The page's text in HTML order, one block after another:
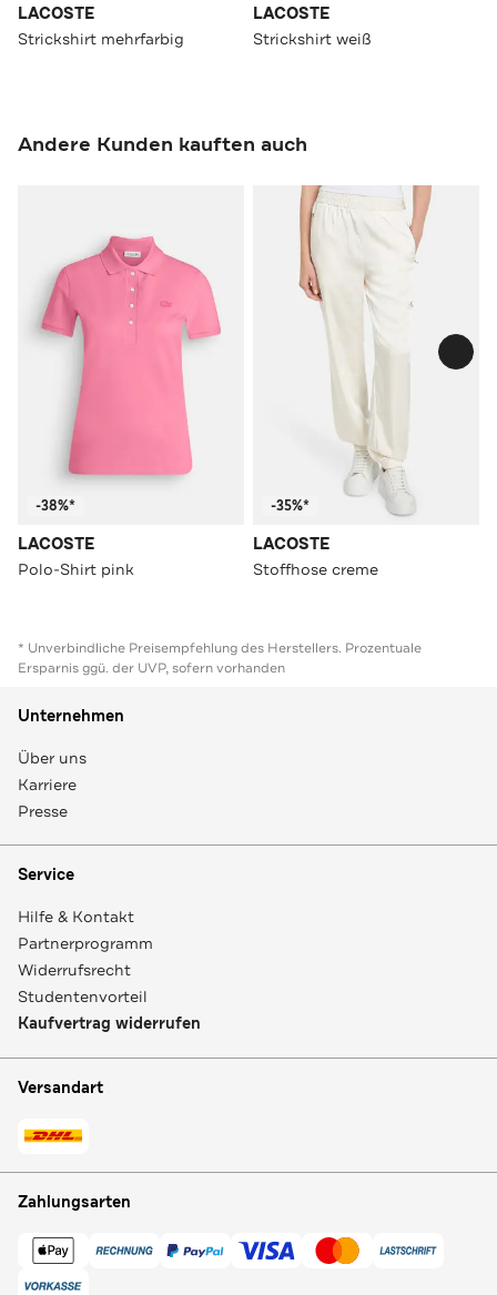
LACOSTE
Strickshirt mehrfarbig
LACOSTE
Strickshirt weiß
Andere Kunden kauften auch
-38%*
LACOSTE
Polo-Shirt pink
-35%*
LACOSTE
Stoffhose creme
* Unverbindliche Preisempfehlung des Herstellers. Prozentuale
Ersparnis ggü. der UVP, sofern vorhanden
Unternehmen
Über uns
Karriere
Presse
Service
Hilfe & Kontakt
Partnerprogramm
Widerrufsrecht
Studentenvorteil
Kaufvertrag widerrufen
Versandart
Zahlungsarten